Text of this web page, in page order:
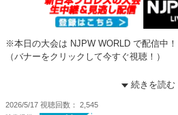
※本日の大会は NJPW WORLD で配信中！
（バナーをクリックして今すぐ視聴！）
【第5試合】『BEST OF THE SUPER
敗＝2点）
続きを読む
2026/5/17 視聴回数 2,545